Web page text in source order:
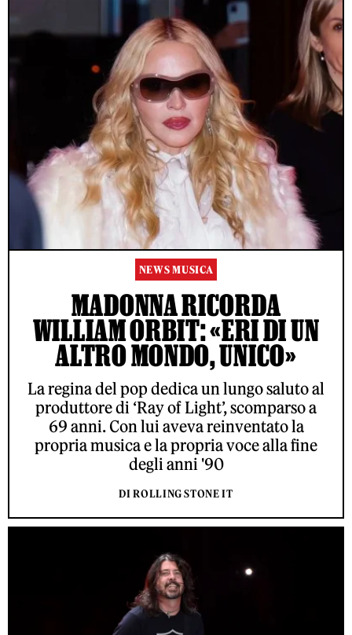
NEWS MUSICA
MADONNA RICORDA
WILLIAM ORBIT: «ERI DI UN
ALTRO MONDO, UNICO»
La regina del pop dedica un lungo saluto al
produttore di ‘Ray of Light’, scomparso a
69 anni. Con lui aveva reinventato la
propria musica e la propria voce alla fine
degli anni '90
DI ROLLING STONE IT